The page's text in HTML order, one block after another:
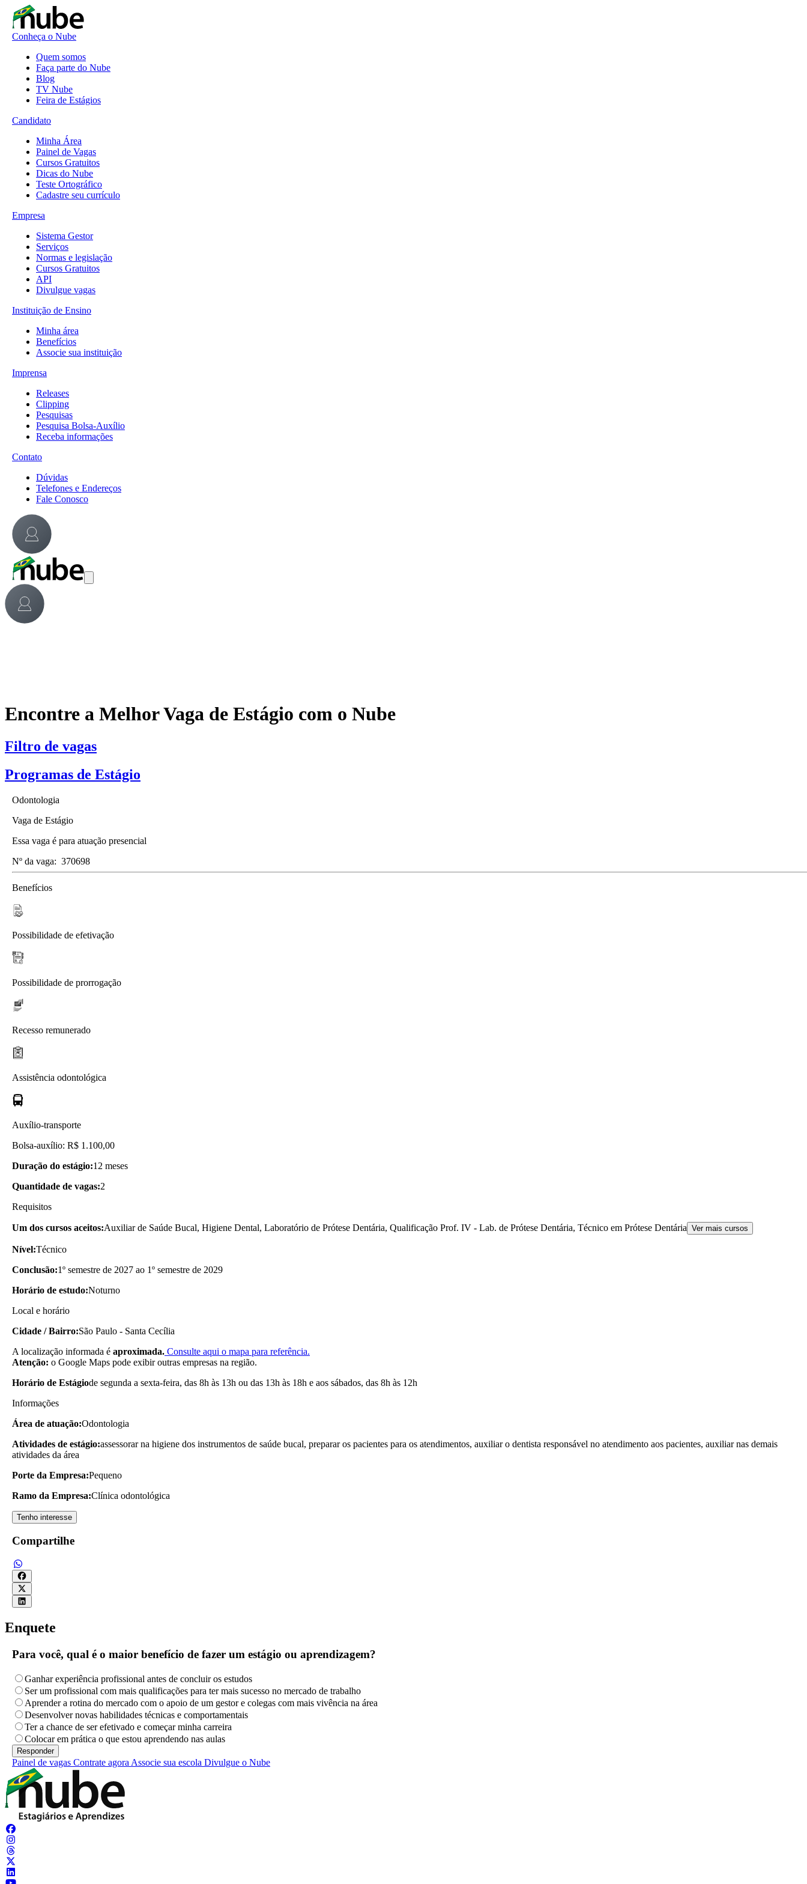
Conheça o Nube
Quem somos
Faça parte do Nube
Blog
TV Nube
Feira de Estágios
Candidato
Minha Área
Painel de Vagas
Cursos Gratuitos
Dicas do Nube
Teste Ortográfico
Cadastre seu currículo
Empresa
Sistema Gestor
Serviços
Normas e legislação
Cursos Gratuitos
API
Divulgue vagas
Instituição de Ensino
Minha área
Benefícios
Associe sua instituição
Imprensa
Releases
Clipping
Pesquisas
Pesquisa Bolsa-Auxílio
Receba informações
Contato
Dúvidas
Telefones e Endereços
Fale Conosco
Encontre a Melhor Vaga de Estágio com o Nube
Filtro de vagas
Programas de Estágio
Odontologia
Vaga de Estágio
Essa vaga é para atuação presencial
Nº da vaga: 370698
Benefícios
Possibilidade de efetivação
Possibilidade de prorrogação
Recesso remunerado
Assistência odontológica
Auxílio-transporte
Bolsa-auxílio: R$ 1.100,00
Duração do estágio:12 meses
Quantidade de vagas:2
Requisitos
Um dos cursos aceitos:Auxiliar de Saúde Bucal, Higiene Dental, Laboratório de Prótese Dentária, Qualificação Prof. IV - Lab. de Prótese Dentária, Técnico em Prótese Dentária Ver mais cursos
Nível:Técnico
Conclusão:1º semestre de 2027 ao 1º semestre de 2029
Horário de estudo:Noturno
Local e horário
Cidade / Bairro:São Paulo - Santa Cecília
A localização informada é aproximada. Consulte aqui o mapa para referência.
Atenção: o Google Maps pode exibir outras empresas na região.
Horário de Estágiode segunda a sexta-feira, das 8h às 13h ou das 13h às 18h e aos sábados, das 8h às 12h
Informações
Área de atuação:Odontologia
Atividades de estágio:assessorar na higiene dos instrumentos de saúde bucal, preparar os pacientes para os atendimentos, auxiliar o dentista responsável no atendimento aos pacientes, auxiliar nas demais
atividades da área
Porte da Empresa:Pequeno
Ramo da Empresa:Clínica odontológica
Tenho interesse
Compartilhe
Enquete
Para você, qual é o maior benefício de fazer um estágio ou aprendizagem?
Ganhar experiência profissional antes de concluir os estudos
Ser um profissional com mais qualificações para ter mais sucesso no mercado de trabalho
Aprender a rotina do mercado com o apoio de um gestor e colegas com mais vivência na área
Desenvolver novas habilidades técnicas e comportamentais
Ter a chance de ser efetivado e começar minha carreira
Colocar em prática o que estou aprendendo nas aulas
Painel de vagas Contrate agora Associe sua escola Divulgue o Nube